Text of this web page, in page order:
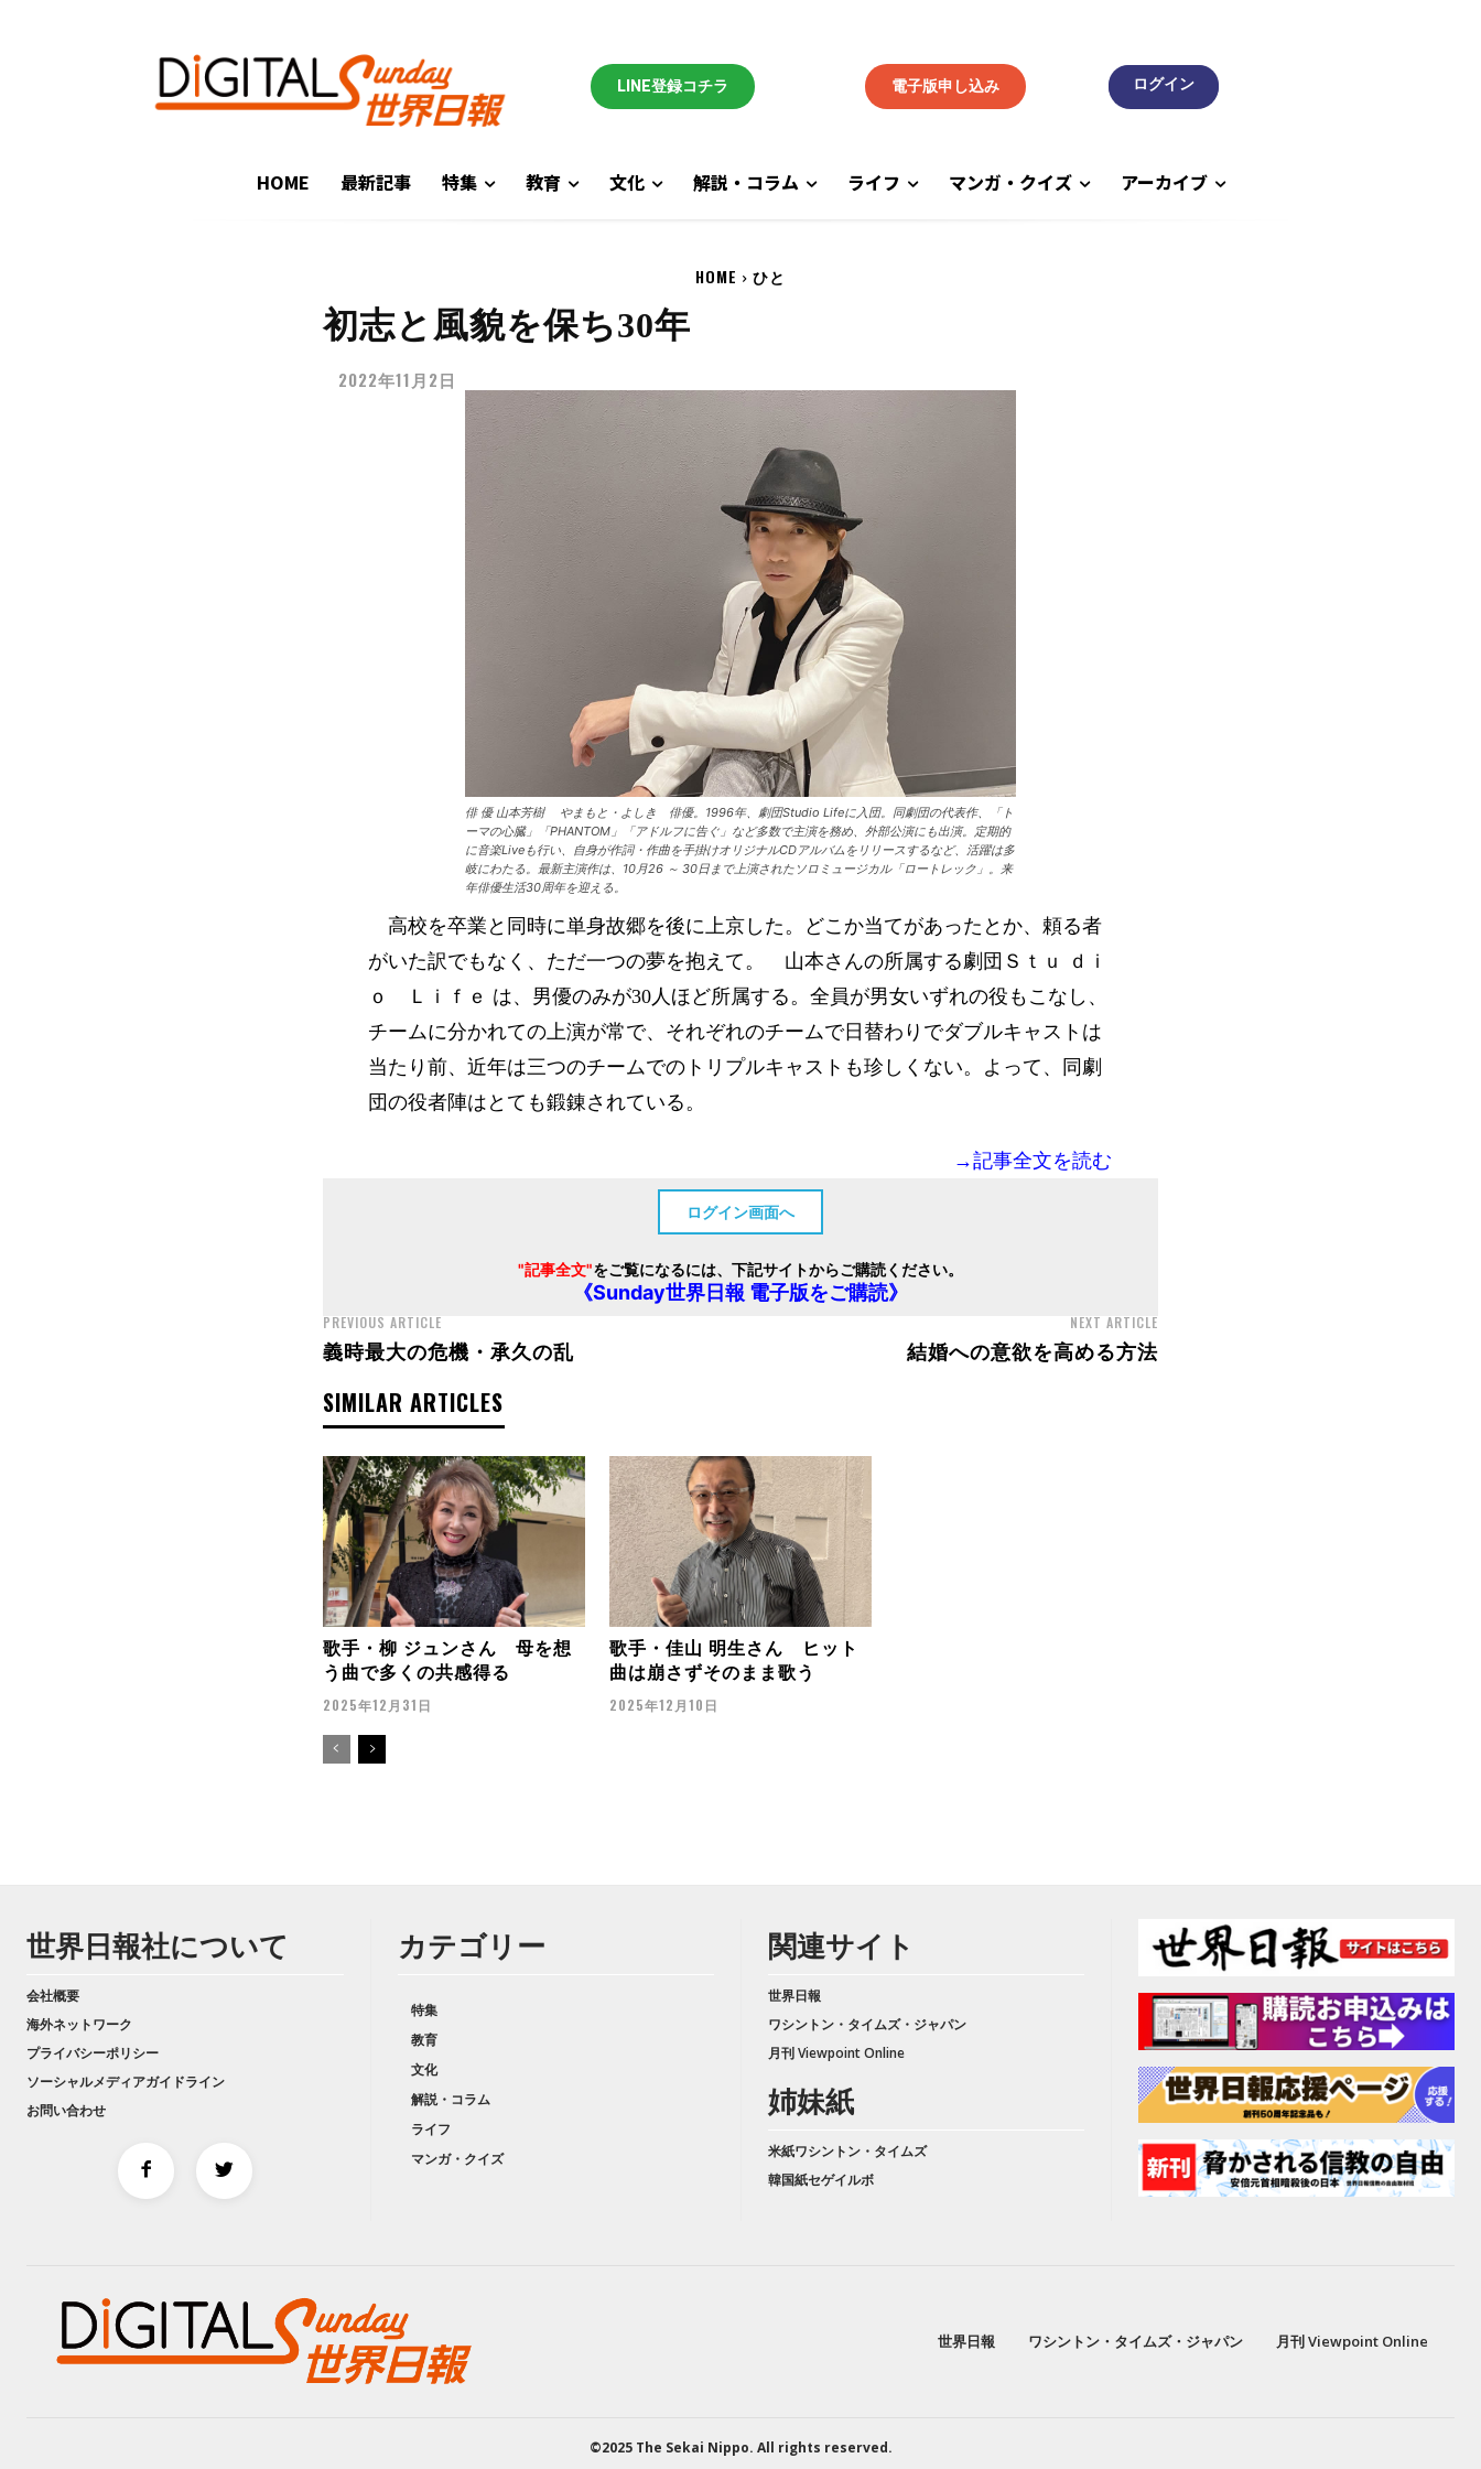
LINE登録コチラ 電子版申し込み
HOME 最新記事 特集 教育 文化 解説・コラム ライフ マンガ・クイズ アーカイブ
HOME ひと
初志と風貌を保ち30年
2022年11月2日
俳 優 山本芳樹 やまもと・よしき 俳優。1996年、劇団Studio Lifeに入団。同劇団の代表作、「ト
ーマの心臓」「PHANTOM」「アドルフに告ぐ」など多数で主演を務め、外部公演にも出演。定期的
に音楽Liveも行い、自身が作詞・作曲を手掛けオリジナルCDアルバムをリリースするなど、活躍は多
岐にわたる。最新主演作は、10月26 ～ 30日まで上演されたソロミュージカル「ロートレック」。来
年俳優生活30周年を迎える。
高校を卒業と同時に単身故郷を後に上京した。どこか当てがあったとか、頼る者
がいた訳でもなく、ただ一つの夢を抱えて。 山本さんの所属する劇団Ｓｔｕ ｄｉ
ｏ Ｌｉｆｅ は、男優のみが30人ほど所属する。全員が男女いずれの役もこなし、
チームに分かれての上演が常で、それぞれのチームで日替わりでダブルキャストは
当たり前、近年は三つのチームでのトリプルキャストも珍しくない。よって、同劇
団の役者陣はとても鍛錬されている。
→記事全文を読む
ログイン画面へ
"記事全文"をご覧になるには、下記サイトからご購読ください。
《Sunday世界日報 電子版をご購読》
PREVIOUS ARTICLE
義時最大の危機・承久の乱
NEXT ARTICLE
結婚への意欲を高める方法
SIMILAR ARTICLES
歌手・柳 ジュンさん 母を想
う曲で多くの共感得る
2025年12月31日
歌手・佳山 明生さん ヒット
曲は崩さずそのまま歌う
2025年12月10日
世界日報社について
会社概要
海外ネットワーク
プライバシーポリシー
ソーシャルメディアガイドライン
お問い合わせ
カテゴリー
特集
教育
文化
解説・コラム
ライフ
マンガ・クイズ
関連サイト
世界日報
ワシントン・タイムズ・ジャパン
月刊 Viewpoint Online
姉妹紙
米紙ワシントン・タイムズ
韓国紙セゲイルボ
世界日報 ワシントン・タイムズ・ジャパン 月刊 Viewpoint Online
©2025 The Sekai Nippo. All rights reserved.